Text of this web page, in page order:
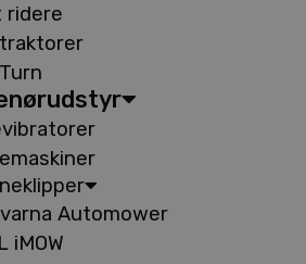
ridere
Automower
iMOW